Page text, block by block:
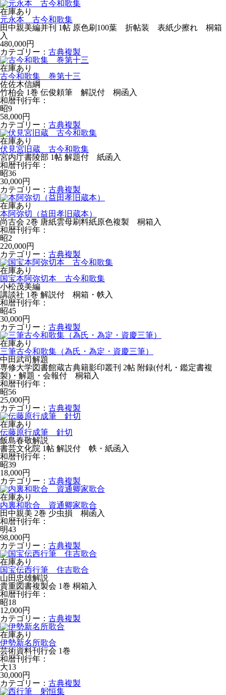
在庫あり
元永本 古今和歌集
田中親美編并刊 1帖 原色刷100葉 折帖装 表紙少擦れ 桐箱
入
480,000円
カテゴリー： 古典複製
在庫あり
古今和歌集 巻第十三
佐佐木信綱
竹柏会 1巻 伝俊頼筆 解説付 桐函入
和暦刊行年：
昭9
58,000円
カテゴリー： 古典複製
在庫あり
伏見宮旧蔵 古今和歌集
宮内庁書陵部 1帖 解題付 紙函入
和暦刊行年：
昭36
30,000円
カテゴリー： 古典複製
在庫あり
本阿弥切（益田孝旧蔵本）
尚古会 2巻 唐紙雲母刷料紙原色複製 桐箱入
和暦刊行年：
昭2
220,000円
カテゴリー： 古典複製
在庫あり
国宝本阿弥切本 古今和歌集
小松茂美編
講談社 1巻 解説付 桐箱・帙入
和暦刊行年：
昭45
30,000円
カテゴリー： 古典複製
在庫あり
三筆古今和歌集（為氏・為定・資慶三筆）
中田武司解題
専修大学図書館蔵古典籍影印叢刊 2帖 附録(付札・鑑定書複
製)・解題・会報付 桐箱入
和暦刊行年：
昭56
25,000円
カテゴリー： 古典複製
在庫あり
伝藤原行成筆 針切
飯島春敬解説
書芸文化院 1帖 解説付 帙・紙函入
和暦刊行年：
昭39
18,000円
カテゴリー： 古典複製
在庫あり
内裏和歌合 資通卿家歌合
田中親美 2巻 少虫損 桐函入
和暦刊行年：
明43
98,000円
カテゴリー： 古典複製
在庫あり
国宝伝西行筆 住吉歌合
山田忠雄解説
貴重図書複製会 1巻 桐箱入
和暦刊行年：
昭18
12,000円
カテゴリー： 古典複製
在庫あり
伊勢新名所歌合
芸術資料刊行会 1巻
和暦刊行年：
大13
30,000円
カテゴリー： 古典複製